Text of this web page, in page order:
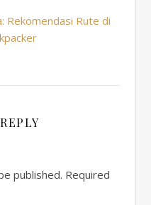
Rekomendasi Rute di
published. Required